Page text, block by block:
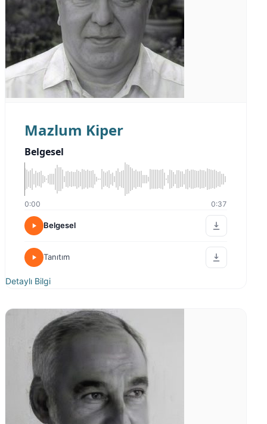
Mazlum Kiper
Belgesel
0:00 0:37
Belgesel
Tanıtım
Detaylı Bilgi